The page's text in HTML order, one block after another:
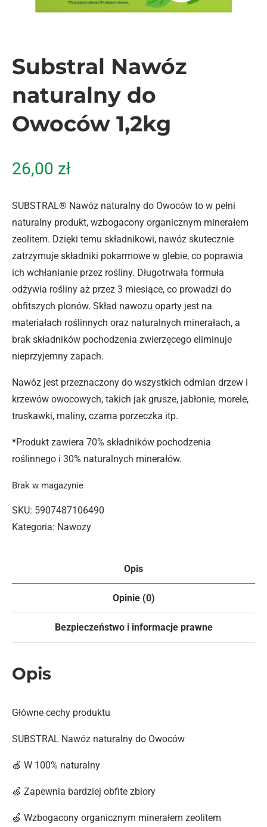
Substral Nawóz
naturalny do
Owoców 1,2kg
26,00 zł
SUBSTRAL® Nawóz naturalny do Owoców to w pełni
naturalny produkt, wzbogacony organicznym minerałem
zeolitem. Dzięki temu składnikowi, nawóz skutecznie
zatrzymuje składniki pokarmowe w glebie, co poprawia
ich wchłanianie przez rośliny. Długotrwała formuła
odżywia rośliny aż przez 3 miesiące, co prowadzi do
obfitszych plonów. Skład nawozu oparty jest na
materiałach roślinnych oraz naturalnych minerałach, a
brak składników pochodzenia zwierzęcego eliminuje
nieprzyjemny zapach.
Nawóz jest przeznaczony do wszystkich odmian drzew i
krzewów owocowych, takich jak grusze, jabłonie, morele,
truskawki, maliny, czarna porzeczka itp.
*Produkt zawiera 70% składników pochodzenia
roślinnego i 30% naturalnych minerałów.
Brak w magazynie
SKU: 5907487106490
Kategoria: Nawozy
Opis
Opinie (0)
Bezpieczeństwo i informacje prawne
Opis
Główne cechy produktu
SUBSTRAL Nawóz naturalny do Owoców
🍏 W 100% naturalny
🍏 Zapewnia bardziej obfite zbiory
🍏 Wzbogacony organicznym minerałem zeolitem